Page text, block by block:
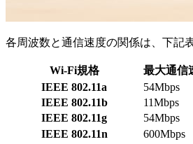
各周波数と通信速度の関係は、下記
Wi-Fi規格 最大通信
IEEE 802.11a
54Mbps
IEEE 802.11b
11Mbps
IEEE 802.11g
54Mbps
IEEE 802.11n
600Mbps